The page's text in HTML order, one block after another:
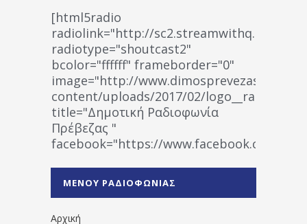
[html5radio
radiolink="http://
radiotype="shoutcast2"
bcolor="ffffff" frameborder="0"
image="http://www.dimosprevezas.gr/wp-
content/uploads/2017/02/
title="Δημοτική Ραδιοφωνία
Πρέβεζας "
facebook="https://www.facebook.com/
1531194763766854/" artist="" ]
ΜΕΝΟΥ ΡΑΔΙΟΦΩΝΙΑΣ
Αρχική